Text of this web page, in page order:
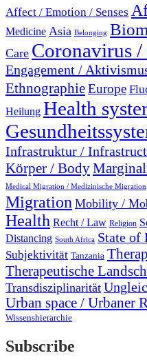
Affect / Emotion / Senses
Medicine Asia Belonging
Care Coronavirus
Engagement /
EthnographieEurope
Heilung Health
Infrastruktur /
Körper / Body
Medical Migration / Medizinische Migration
Migration Mobility /
Health Recht / Law Religion
Distancing South Africa State of
Subjektivität Tanzania
Therapeutische
Transdisziplinarität
Urban space / Urbaner
Wissenshierarchie
Subscribe